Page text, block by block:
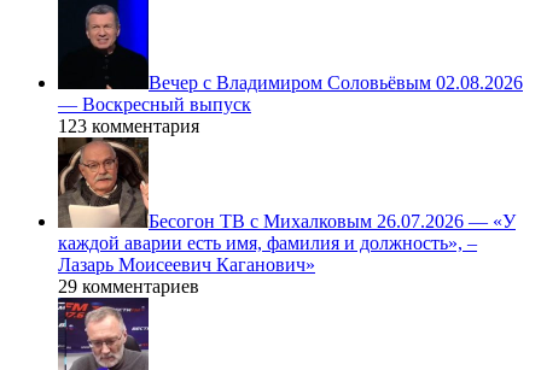
Вечер с Владимиром Соловьёвым 02.08.2026
— Воскресный выпуск
123 комментария
Бесогон ТВ с Михалковым 26.07.2026 — «У
каждой аварии есть имя, фамилия и должность», –
Лазарь Моисеевич Каганович»
29 комментариев